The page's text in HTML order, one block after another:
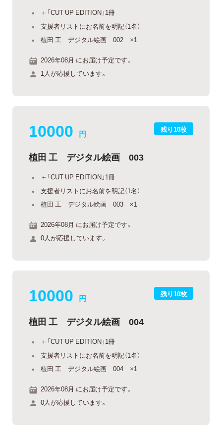
＋「CUT UP EDITION」1冊
支援者リストにお名前を明記（1名）
植田 工 デジタル絵画 002 ×1
2026年08月 にお届け予定です。
1人が応援しています。
残り10枚
10000 円
植田 工 デジタル絵画 003
＋「CUT UP EDITION」1冊
支援者リストにお名前を明記（1名）
植田 工 デジタル絵画 003 ×1
2026年08月 にお届け予定です。
0人が応援しています。
残り10枚
10000 円
植田 工 デジタル絵画 004
＋「CUT UP EDITION」1冊
支援者リストにお名前を明記（1名）
植田 工 デジタル絵画 004 ×1
2026年08月 にお届け予定です。
0人が応援しています。